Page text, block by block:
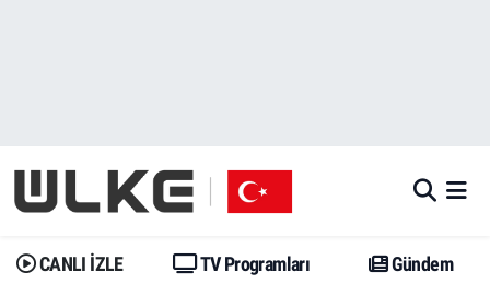
CANLI İZLE TV Programları Gündem
Gündem
Dünya
Gündem
Trend
İstanbul Namaz Vakitleri
Trafik Durumu